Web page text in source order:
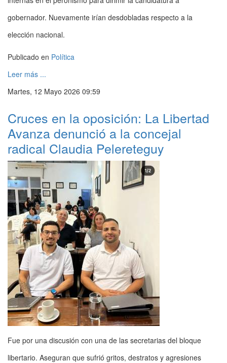
gobernador. Nuevamente irían desdobladas respecto a la
elección nacional.
Publicado en Política
Leer más ...
Martes, 12 Mayo 2026 09:59
Cruces en la oposición: La Libertad
Avanza denunció a la concejal
radical Claudia Pelereteguy
Fue por una discusión con una de las secretarias del bloque
libertario. Aseguran que sufrió gritos, destratos y agresiones